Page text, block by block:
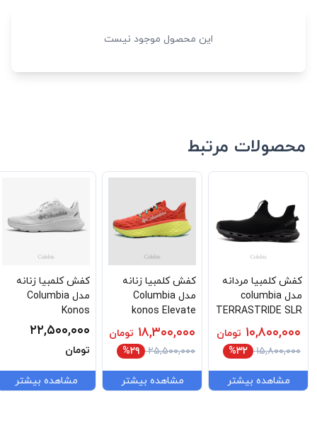
این محصول موجود نیست
محصولات مرتبط
کفش کلمبیا مردانه
مدل columbia
TERRASTRIDE SLR
BM0944-010
۱۰,۸۰۰,۰۰۰ تومان
۱۵,۸۰۰,۰۰۰
%۳۲
مشاهده بیشتر
کفش کلمبیا زنانه
مدل Columbia
konos Elevate
Bl9696-853
۱۸,۳۰۰,۰۰۰ تومان
۲۵,۵۰۰,۰۰۰
%۲۹
مشاهده بیشتر
کفش کلمبیا زنانه
مدل Columbia
Konos
Featherweight
YL9639-100
۲۲,۵۰۰,۰۰۰
تومان
مشاهده بیشتر